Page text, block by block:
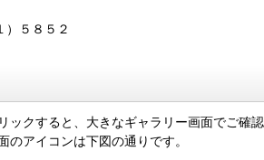
５８５２
ックすると、大きなギャラリー画面でご確認
のアイコンは下図の通りです。